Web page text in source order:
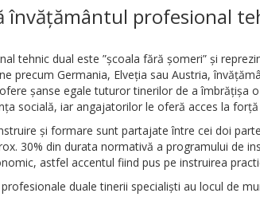
învățământul profesional
tehnic dual este ”școala fără șomeri” și
precum Germania, Elveția sau Austria,
șanse egale tuturor tinerilor de a îmbrățișa
socială, iar angajatorilor le oferă acces la
și formare sunt partajate între cei doi
30% din durata normativă a programului de
astfel accentul fiind pus pe instruirea
duale tinerii specialiști au locul de